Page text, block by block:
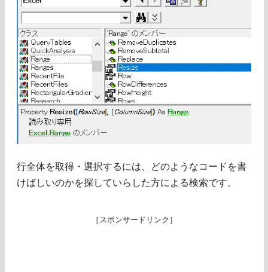
行全体を取得・選択するには、どのようなコードを書
けばしいのかを探していらした方による検索です。
［スポンサードリンク］